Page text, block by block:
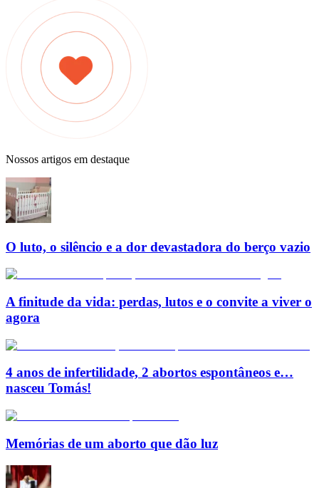
Nossos artigos em destaque
O luto, o silêncio e a dor devastadora do berço vazio
A finitude da vida: perdas, lutos e o convite a viver o
agora
4 anos de infertilidade, 2 abortos espontâneos e…
nasceu Tomás!
Memórias de um aborto que dão luz